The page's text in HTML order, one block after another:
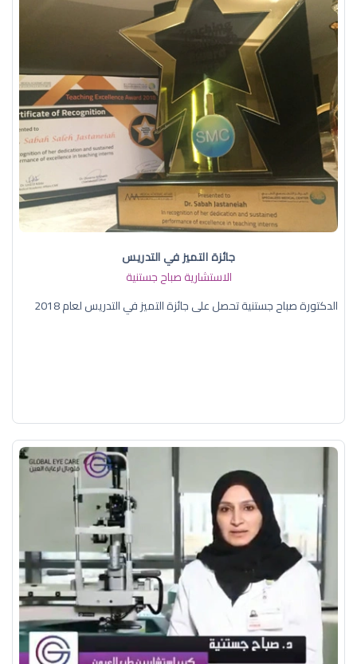
جائزة التميز في التدريس
الاستشارية صباح جستنية
الدكتورة صباح جستنية تحصل على جائزة التميز في التدريس لعام 2018